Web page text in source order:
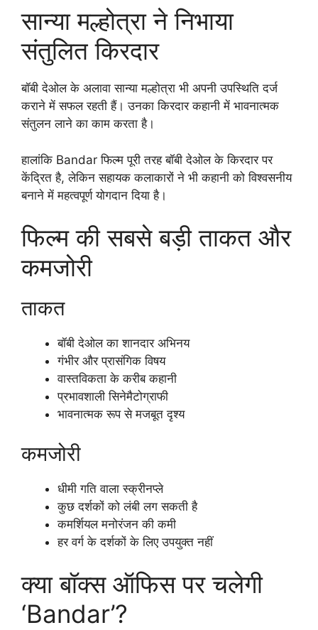
सान्या मल्होत्रा ने निभाया
संतुलित किरदार
बॉबी देओल के अलावा सान्या मल्होत्रा भी अपनी उपस्थिति दर्ज
कराने में सफल रहती हैं। उनका किरदार कहानी में भावनात्मक
संतुलन लाने का काम करता है।
हालांकि Bandar फिल्म पूरी तरह बॉबी देओल के किरदार पर
केंद्रित है, लेकिन सहायक कलाकारों ने भी कहानी को विश्वसनीय
बनाने में महत्वपूर्ण योगदान दिया है।
फिल्म की सबसे बड़ी ताकत और
कमजोरी
ताकत
बॉबी देओल का शानदार अभिनय
गंभीर और प्रासंगिक विषय
वास्तविकता के करीब कहानी
प्रभावशाली सिनेमैटोग्राफी
भावनात्मक रूप से मजबूत दृश्य
कमजोरी
धीमी गति वाला स्क्रीनप्ले
कुछ दर्शकों को लंबी लग सकती है
कमर्शियल मनोरंजन की कमी
हर वर्ग के दर्शकों के लिए उपयुक्त नहीं
क्या बॉक्स ऑफिस पर चलेगी
‘Bandar’?